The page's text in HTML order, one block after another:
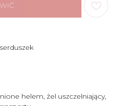
helem, żel uszczelniający,